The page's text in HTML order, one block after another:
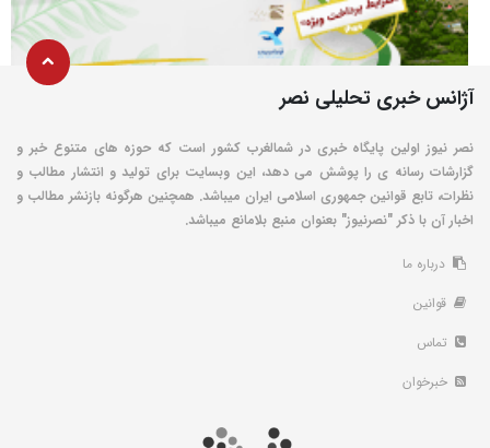
آژانس خبری تحلیلی نصر
نصر نیوز اولین پایگاه خبری در شمالغرب کشور است که حوزه های متنوع خبر و
گزارشات رسانه ی را پوشش می دهد، این وبسایت برای تولید و انتشار مطالب و
نظرات، تابع قوانین جمهوری اسلامی ایران میباشد. همچنین هرگونه بازنشر مطالب و
اخبار آن با ذکر "نصرنیوز" بعنوان منبع بلامانع میباشد.
درباره ما
قوانین
تماس
خبرخوان